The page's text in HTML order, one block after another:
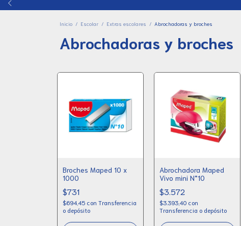
Inicio / Escolar / Extras escolares / Abrochadoras y broches
Abrochadoras y broches
Broches Maped 10 x
1000
$731
$694,45 con Transferencia
o depósito
Abrochadora Maped
Vivo mini N°10
$3.572
$3.393,40 con
Transferencia o depósito